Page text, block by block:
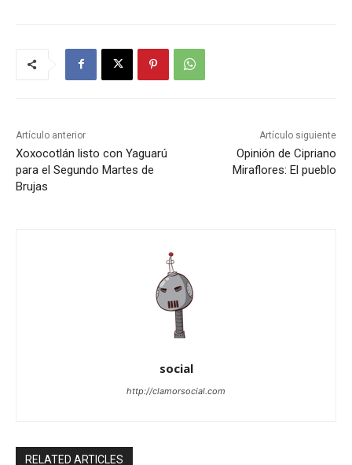
Artículo anterior
Xoxocotlán listo con Yaguarú
para el Segundo Martes de
Brujas
Artículo siguiente
Opinión de Cipriano
Miraflores: El pueblo
social
http://clamorsocial.com
RELATED ARTICLES